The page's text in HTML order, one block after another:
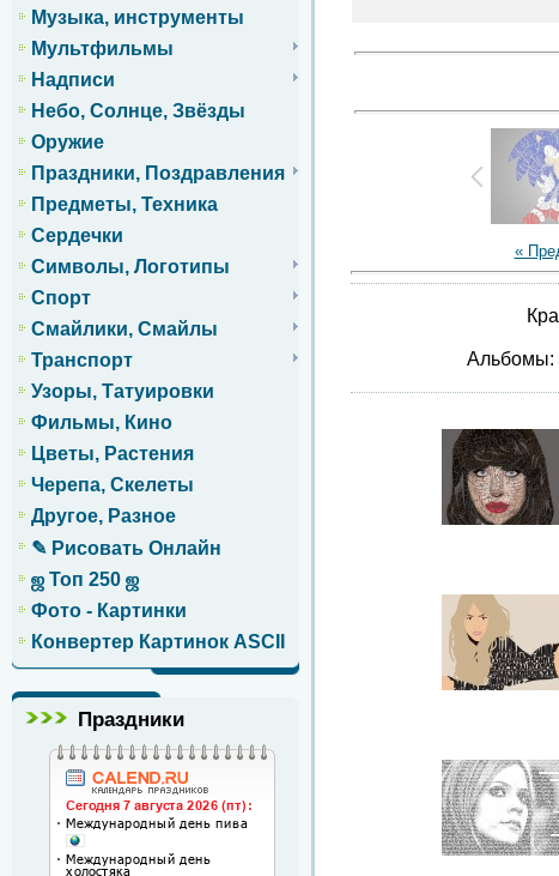
Музыка, инструменты
Мультфильмы
Надписи
Небо, Солнце, Звёзды
Оружие
Праздники, Поздравления
Предметы, Техника
Сердечки
Символы, Логотипы
Спорт
Смайлики, Смайлы
Транспорт
Узоры, Татуировки
Фильмы, Кино
Цветы, Растения
Черепа, Скелеты
Другое, Разное
✎ Рисовать Онлайн
ஜ Топ 250 ஜ
Фото - Картинки
Конвертер Картинок ASCII
Праздники
«
Альбомы: